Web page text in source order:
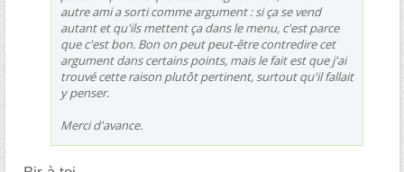
autre ami a sorti comme argument : si ça se vend
autant et qu'ils mettent ça dans le menu, c'est parce
que c'est bon. Bon on peut peut-être contredire cet
argument dans certains points, mais le fait est que j'ai
trouvé cette raison plutôt pertinent, surtout qu'il fallait
y penser.
Merci d'avance.